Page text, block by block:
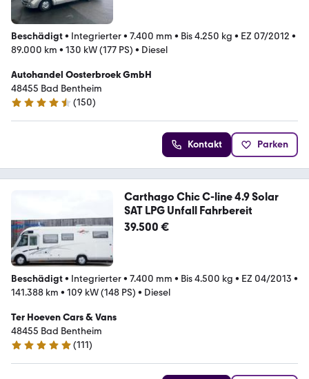
Beschädigt• Integrierter• 7.400 mm • Bis 4.250 kg • EZ 07/2012 •
89.000 km • 130 kW (177 PS) • Diesel
Autohandel Oosterbroek GmbH
48455 Bad Bentheim
4.4 Sterne
(150)
Kontakt Parken
Carthago Chic C-line 4.9 Solar
SAT LPG Unfall Fahrbereit
39.500 €
Beschädigt• Integrierter• 7.400 mm • Bis 4.500 kg • EZ 04/2013 •
141.388 km • 109 kW (148 PS) • Diesel
Ter Hoeven Cars & Vans
48455 Bad Bentheim
4.8 Sterne
(111)